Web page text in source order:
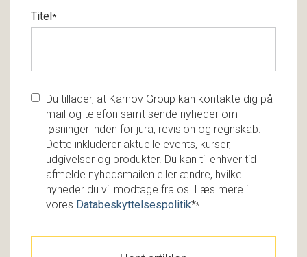
Titel*
Du tillader, at Karnov Group kan kontakte dig på
mail og telefon samt sende nyheder om
løsninger inden for jura, revision og regnskab.
Dette inkluderer aktuelle events, kurser,
udgivelser og produkter. Du kan til enhver tid
afmelde nyhedsmailen eller ændre, hvilke
nyheder du vil modtage fra os. Læs mere i
vores Databeskyttelsespolitik**